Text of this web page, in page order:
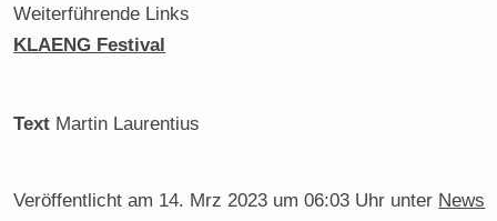
Weiterführende Links
KLAENG Festival
Text Martin Laurentius
Veröffentlicht am 14. Mrz 2023 um 06:03 Uhr unter News